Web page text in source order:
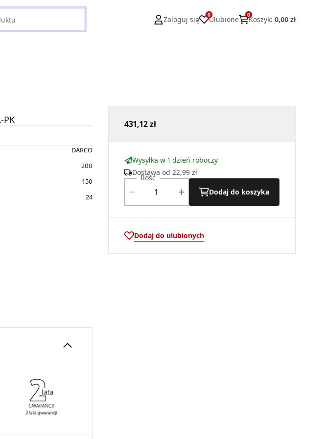
Zaloguj się
0
Ulubione
0
Koszyk: 0,00 zł
PK
DARCO
200
150
24
431,12 zł
Wysyłka w 1 dzień roboczy
Dostawa od 22,99 zł
Ilość
Dodaj do koszyka
Dodaj do ulubionych